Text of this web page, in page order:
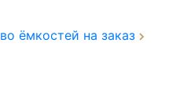
ёмкостей на заказ